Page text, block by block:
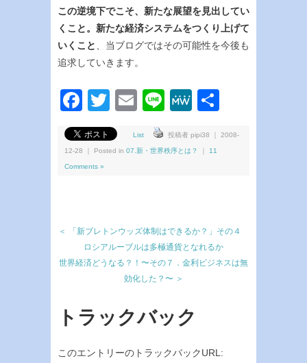
この逆境下でこそ、新たな展望を見出してい
くこと。新たな経済システムをつくり上げて
いくこと
、当ブログではその可能性を今後も
追求していきます。
Facebook
Twitter
EmailLineMeWe
List 投稿者 pipi38 ｜ 2008-
12-28 ｜ Posted in 07.新・世界秩序とは？ 11
Comments »
＜ 「新ブレトンウッズ体制はできるか？」その４
ロシアルーブルは多極通貨となれるか
世界経済どうなる？！〜その７．金利ビジネスは無
効化した？〜 ＞
トラックバック
このエントリーのトラックバックURL: